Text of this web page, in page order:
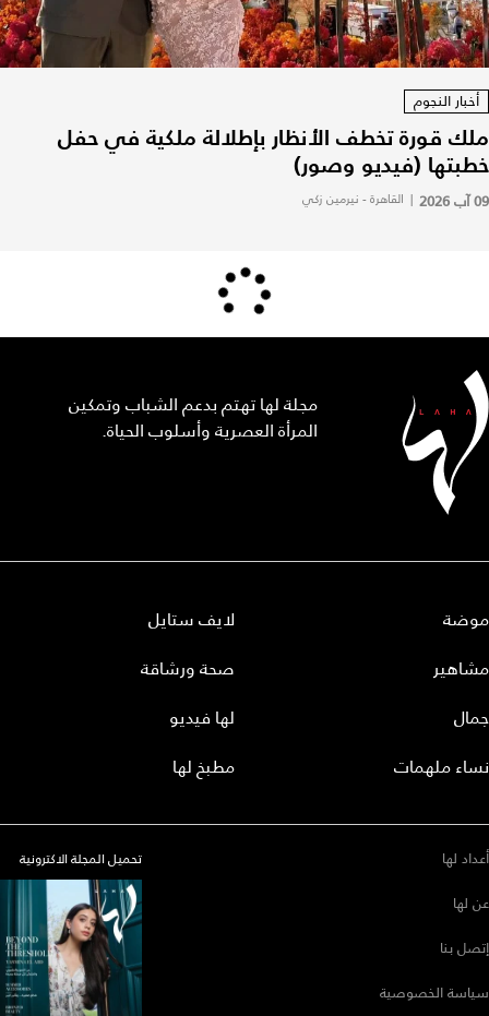
أخبار النجوم
ملك قورة تخطف الأنظار بإطلالة ملكية في حفل
خطبتها (فيديو وصور)
09 آب 2026 | القاهرة - نيرمين زكي
مجلة لها تهتم بدعم الشباب وتمكين
المرأة العصرية وأسلوب الحياة.
موضة
مشاهير
جمال
نساء ملهمات
لايف ستايل
صحة ورشاقة
لها فيديو
مطبخ لها
أعداد لها
عن لها
إتصل بنا
سياسة الخصوصية
تحميل المجلة الاكترونية